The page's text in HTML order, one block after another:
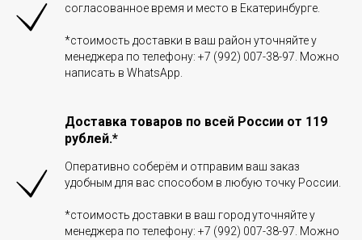
согласованное время и место в Екатеринбурге.
*стоимость доставки в ваш район уточняйте у
менеджера по телефону: +7 (992) 007-38-97. Можно
написать в WhatsApp.
Доставка товаров по всей России от 119
рублей.*
Оперативно соберём и отправим ваш заказ
удобным для вас способом в любую точку России.
*стоимость доставки в ваш город уточняйте у
менеджера по телефону: +7 (992) 007-38-97. Можно